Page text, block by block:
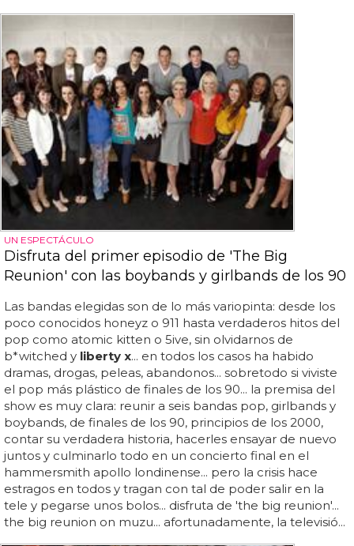
UN ESPECTÁCULO
Disfruta del primer episodio de 'The Big
Reunion' con las boybands y girlbands de los 90
Las bandas elegidas son de lo más variopinta: desde los
poco conocidos honeyz o 911 hasta verdaderos hitos del
pop como atomic kitten o 5ive, sin olvidarnos de
b*witched y liberty x... en todos los casos ha habido
dramas, drogas, peleas, abandonos... sobretodo si viviste
el pop más plástico de finales de los 90... la premisa del
show es muy clara: reunir a seis bandas pop, girlbands y
boybands, de finales de los 90, principios de los 2000,
contar su verdadera historia, hacerles ensayar de nuevo
juntos y culminarlo todo en un concierto final en el
hammersmith apollo londinense... pero la crisis hace
estragos en todos y tragan con tal de poder salir en la
tele y pegarse unos bolos... disfruta de 'the big reunion'...
the big reunion on muzu... afortunadamente, la televisió...